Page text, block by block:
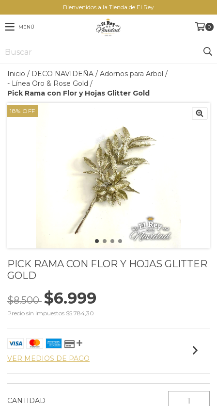
Bienvenidos a la Tienda de El Rey
MENÚ 0
Inicio / DECO NAVIDEÑA / Adornos para Arbol /
- Línea Oro & Rose Gold /
Pick Rama con Flor y Hojas Glitter Gold
18% OFF
PICK RAMA CON FLOR Y HOJAS GLITTER
GOLD
$8.500 $6.999
Precio sin impuestos $5.784,30
VER MEDIOS DE PAGO
CANTIDAD